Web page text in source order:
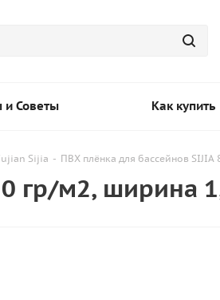
и Советы Как купить
Sijia - ПВХ плёнка для бассейнов
гр/м2, ширина